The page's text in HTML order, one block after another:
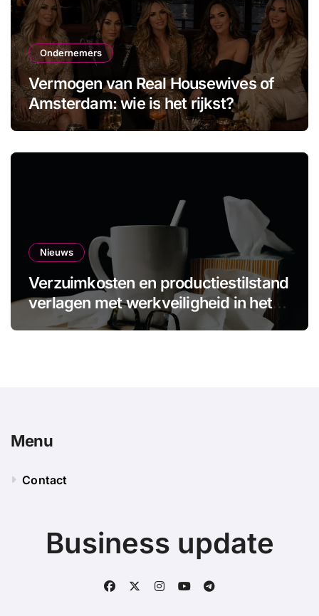
Ondernemers
Vermogen van Real Housewives of
Amsterdam: wie is het rijkst?
Nieuws
Verzuimkosten en productiestilstand
verlagen met werkveiligheid in het
MKB
Menu
Contact
Business update